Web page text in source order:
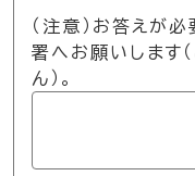
（注意）お答えが
署へお願いします
ん）。